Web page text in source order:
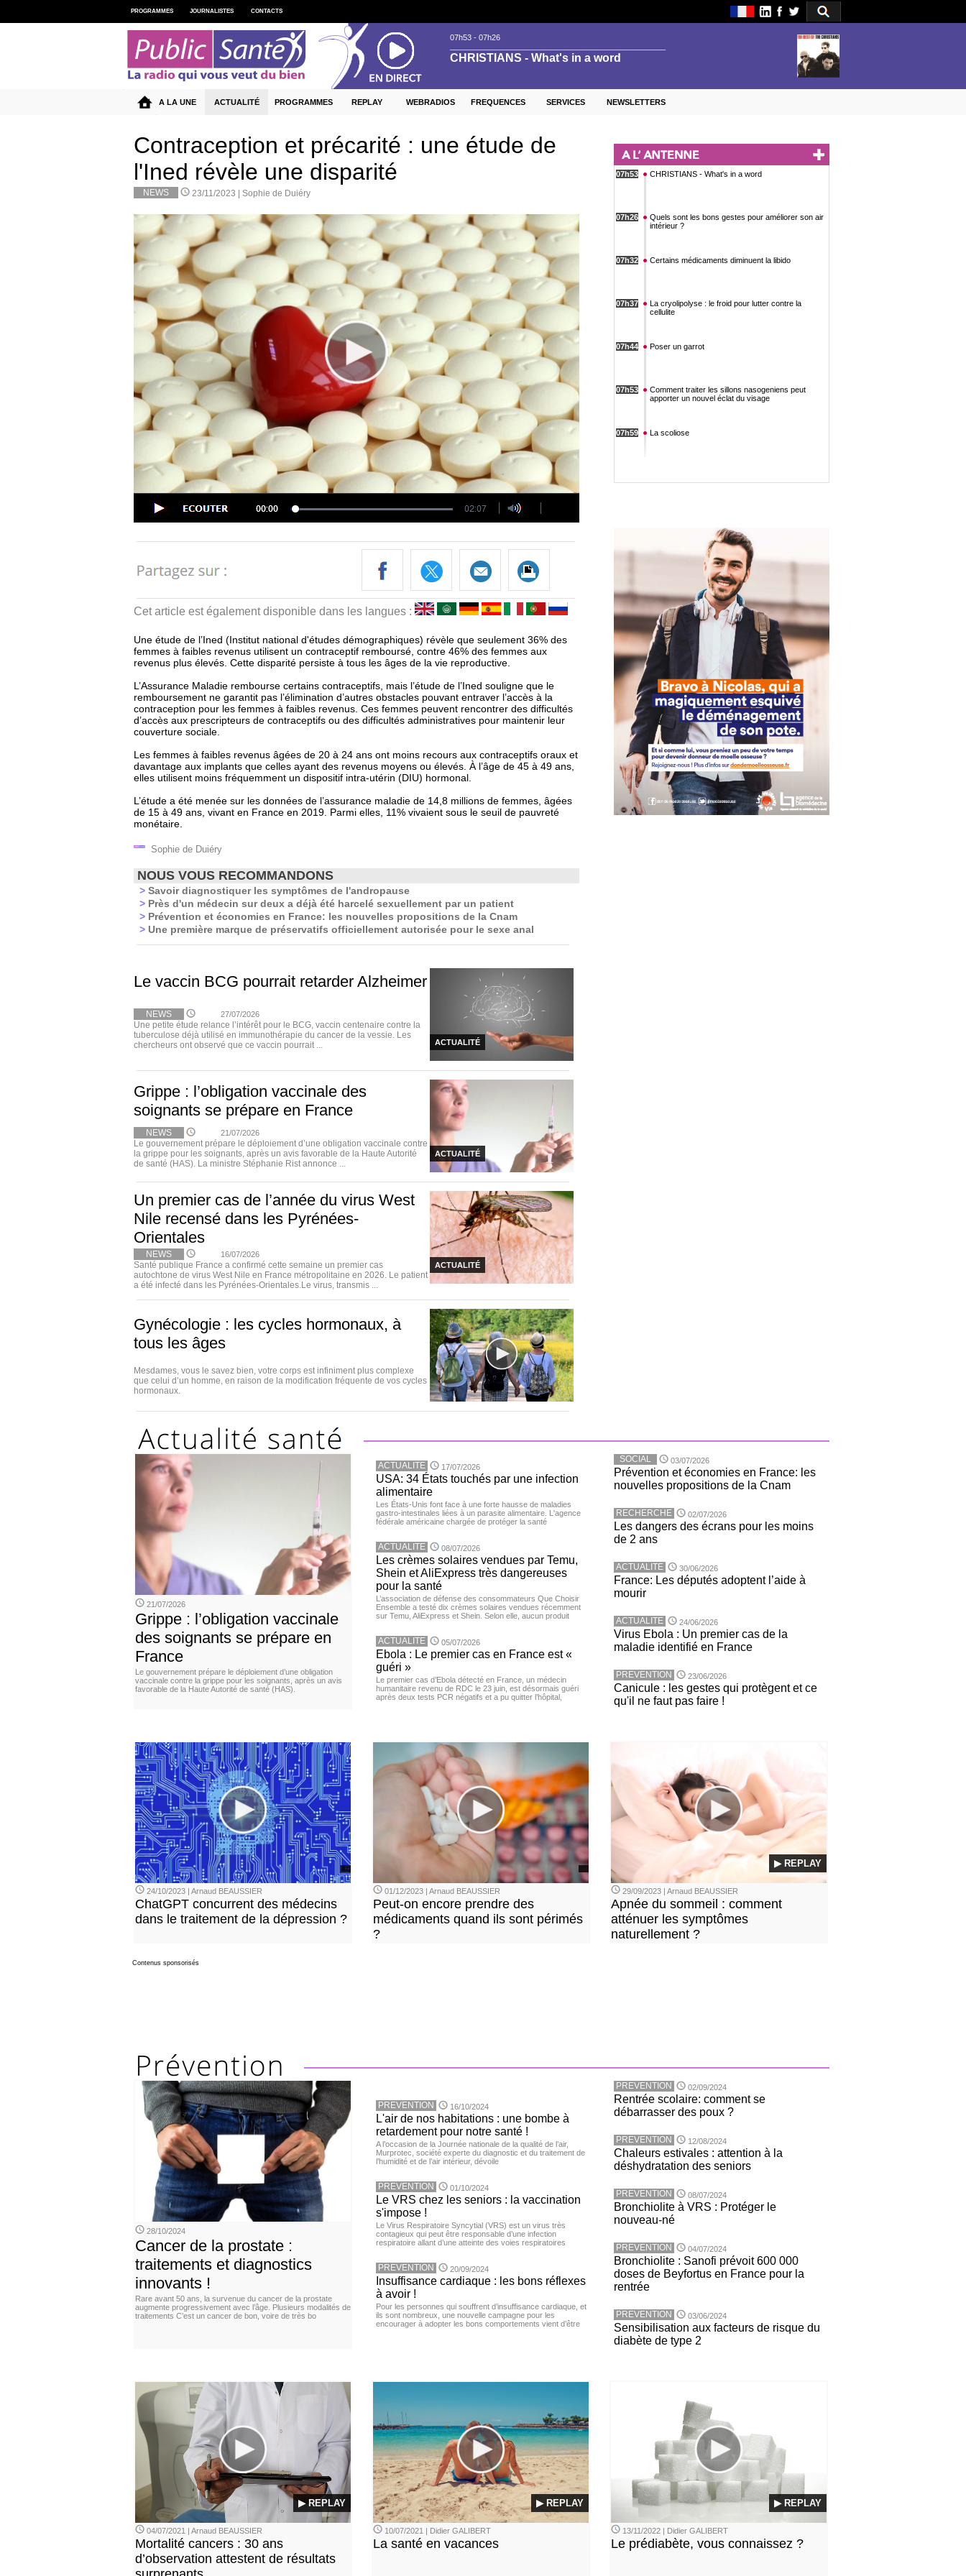
Contraception et précarité : une étude de
l'Ined révèle une disparité
NEWS 23/11/2023 | Sophie de Duiéry
Cet article est également disponible dans les langues :
Une étude de l’Ined (Institut national d'études démographiques) révèle que seulement 36% des
femmes à faibles revenus utilisent un contraceptif remboursé, contre 46% des femmes aux
revenus plus élevés. Cette disparité persiste à tous les âges de la vie reproductive.
L’Assurance Maladie rembourse certains contraceptifs, mais l’étude de l’Ined souligne que le
remboursement ne garantit pas l’élimination d’autres obstacles pouvant entraver l’accès à la
contraception pour les femmes à faibles revenus. Ces femmes peuvent rencontrer des difficultés
d’accès aux prescripteurs de contraceptifs ou des difficultés administratives pour maintenir leur
couverture sociale.
Les femmes à faibles revenus âgées de 20 à 24 ans ont moins recours aux contraceptifs oraux et
davantage aux implants que celles ayant des revenus moyens ou élevés. À l’âge de 45 à 49 ans,
elles utilisent moins fréquemment un dispositif intra-utérin (DIU) hormonal.
L’étude a été menée sur les données de l’assurance maladie de 14,8 millions de femmes, âgées
de 15 à 49 ans, vivant en France en 2019. Parmi elles, 11% vivaient sous le seuil de pauvreté
monétaire.
Sophie de Duiéry
NOUS VOUS RECOMMANDONS
> Savoir diagnostiquer les symptômes de l'andropause
> Près d'un médecin sur deux a déjà été harcelé sexuellement par un patient
> Prévention et économies en France: les nouvelles propositions de la Cnam
> Une première marque de préservatifs officiellement autorisée pour le sexe anal
Le vaccin BCG pourrait retarder Alzheimer
ACTUALITÉ
NEWS 27/07/2026
Une petite étude relance l’intérêt pour le BCG, vaccin centenaire contre la
tuberculose déjà utilisé en immunothérapie du cancer de la vessie. Les
chercheurs ont observé que ce vaccin pourrait ...
Grippe : l’obligation vaccinale des
soignants se prépare en France
ACTUALITÉ
NEWS 21/07/2026
Le gouvernement prépare le déploiement d’une obligation vaccinale contre
la grippe pour les soignants, après un avis favorable de la Haute Autorité
de santé (HAS). La ministre Stéphanie Rist annonce ...
Un premier cas de l’année du virus West
Nile recensé dans les Pyrénées-
Orientales
ACTUALITÉ
NEWS 16/07/2026
Santé publique France a confirmé cette semaine un premier cas
autochtone de virus West Nile en France métropolitaine en 2026. Le patient
a été infecté dans les Pyrénées-Orientales.Le virus, transmis ...
Gynécologie : les cycles hormonaux, à
tous les âges
Mesdames, vous le savez bien, votre corps est infiniment plus complexe
que celui d’un homme, en raison de la modification fréquente de vos cycles
hormonaux.
21/07/2026
Grippe : l’obligation vaccinale
des soignants se prépare en
France
Le gouvernement prépare le déploiement d’une obligation
vaccinale contre la grippe pour les soignants, après un avis
favorable de la Haute Autorité de santé (HAS).
ACTUALITE 17/07/2026
USA: 34 États touchés par une infection
alimentaire
Les États-Unis font face à une forte hausse de maladies
gastro-intestinales liées à un parasite alimentaire. L'agence
fédérale américaine chargée de protéger la santé
ACTUALITE 08/07/2026
Les crèmes solaires vendues par Temu,
Shein et AliExpress très dangereuses
pour la santé
L’association de défense des consommateurs Que Choisir
Ensemble a testé dix crèmes solaires vendues récemment
sur Temu, AliExpress et Shein. Selon elle, aucun produit
ACTUALITE 05/07/2026
Ebola : Le premier cas en France est «
guéri »
Le premier cas d’Ebola détecté en France, un médecin
humanitaire revenu de RDC le 23 juin, est désormais guéri
après deux tests PCR négatifs et a pu quitter l’hôpital,
SOCIAL 03/07/2026
Prévention et économies en France: les
nouvelles propositions de la Cnam
RECHERCHE 02/07/2026
Les dangers des écrans pour les moins
de 2 ans
ACTUALITE 30/06/2026
France: Les députés adoptent l’aide à
mourir
ACTUALITE 24/06/2026
Virus Ebola : Un premier cas de la
maladie identifié en France
PREVENTION 23/06/2026
Canicule : les gestes qui protègent et ce
qu'il ne faut pas faire !
24/10/2023 | Arnaud BEAUSSIER
ChatGPT concurrent des médecins
dans le traitement de la dépression ?
01/12/2023 | Arnaud BEAUSSIER
Peut-on encore prendre des
médicaments quand ils sont périmés
?
▶ REPLAY
29/09/2023 | Arnaud BEAUSSIER
Apnée du sommeil : comment
atténuer les symptômes
naturellement ?
Contenus sponsorisés
28/10/2024
Cancer de la prostate :
traitements et diagnostics
innovants !
Rare avant 50 ans, la survenue du cancer de la prostate
augmente progressivement avec l’âge. Plusieurs modalités de
traitements C’est un cancer de bon, voire de très bo
PREVENTION 16/10/2024
L'air de nos habitations : une bombe à
retardement pour notre santé !
A l’occasion de la Journée nationale de la qualité de l’air,
Murprotec, société experte du diagnostic et du traitement de
l’humidité et de l’air intérieur, dévoile
PREVENTION 01/10/2024
Le VRS chez les seniors : la vaccination
s'impose !
Le Virus Respiratoire Syncytial (VRS) est un virus très
contagieux qui peut être responsable d’une infection
respiratoire allant d’une atteinte des voies respiratoires
PREVENTION 20/09/2024
Insuffisance cardiaque : les bons réflexes
à avoir !
Pour les personnes qui souffrent d’insuffisance cardiaque, et
ils sont nombreux, une nouvelle campagne pour les
encourager à adopter les bons comportements vient d’être
PREVENTION 02/09/2024
Rentrée scolaire: comment se
débarrasser des poux ?
PREVENTION 12/08/2024
Chaleurs estivales : attention à la
déshydratation des seniors
PREVENTION 08/07/2024
Bronchiolite à VRS : Protéger le
nouveau-né
PREVENTION 04/07/2024
Bronchiolite : Sanofi prévoit 600 000
doses de Beyfortus en France pour la
rentrée
PREVENTION 03/06/2024
Sensibilisation aux facteurs de risque du
diabète de type 2
▶ REPLAY
04/07/2021 | Arnaud BEAUSSIER
Mortalité cancers : 30 ans
d’observation attestent de résultats
▶ REPLAY
10/07/2021 | Didier GALIBERT
La santé en vacances
▶ REPLAY
13/11/2022 | Didier GALIBERT
Le prédiabète, vous connaissez ?
PROGRAMMES JOURNALISTES CONTACTS
A LA UNE ACTUALITÉ PROGRAMMES REPLAY WEBRADIOS FREQUENCES SERVICES NEWSLETTERS